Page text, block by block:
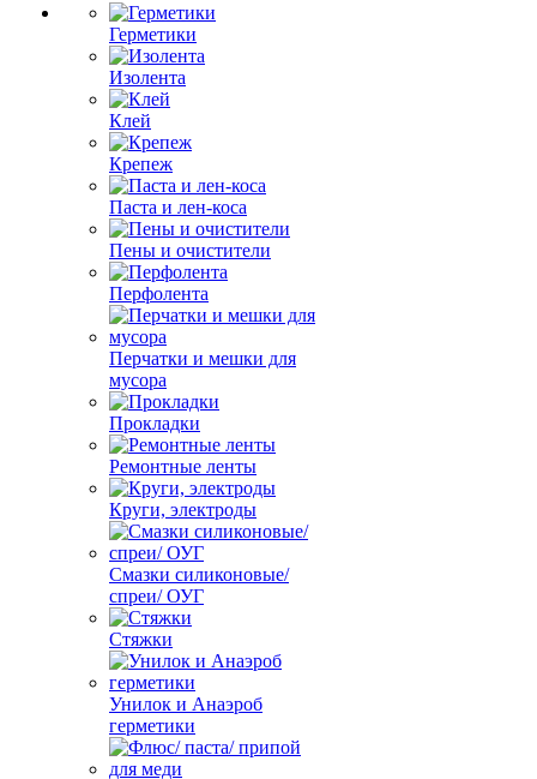
Герметики
Изолента
Клей
Крепеж
Паста и лен-коса
Пены и очистители
Перфолента
Перчатки и мешки для
мусора
Прокладки
Ремонтные ленты
Круги, электроды
Смазки силиконовые/
спреи/ ОУГ
Стяжки
Унилок и Анаэроб
герметики